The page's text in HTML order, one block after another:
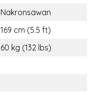
Nakronsawan
169 cm (5.5 ft)
60 kg (132 lbs)